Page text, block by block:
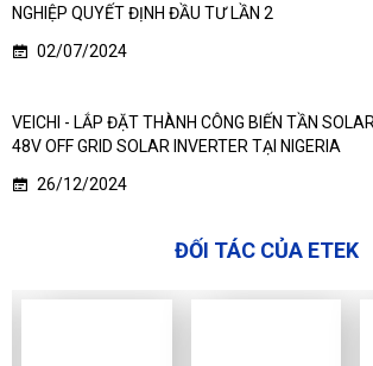
NGHIỆP QUYẾT ĐỊNH ĐẦU TƯ LẦN 2
02/07/2024
VEICHI - LẮP ĐẶT THÀNH CÔNG BIẾN TẦN SOLAR - SIS SERIES 5KW
48V OFF GRID SOLAR INVERTER TẠI NIGERIA
26/12/2024
ĐỐI TÁC CỦA ETEK